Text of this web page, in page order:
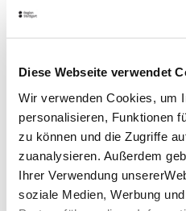
Diese Webseite verwendet
Wir verwenden Cookies, um
personalisieren, Funktionen
zu können und die Zugriffe
zuanalysieren. Außerdem
Ihrer Verwendung
soziale Medien, Werbung
Nach erfolgreichen,
Comedy-Elite 2026 & 2027
Freuen Sie sich auf ein
Extraklasse. Ob trocken,
nur zum Brüllen komisch –
Lachmuskel etwas dabei.
Lage & Kontakt
Hanns-Martin-Schleyer-
Mercedesstraße 69